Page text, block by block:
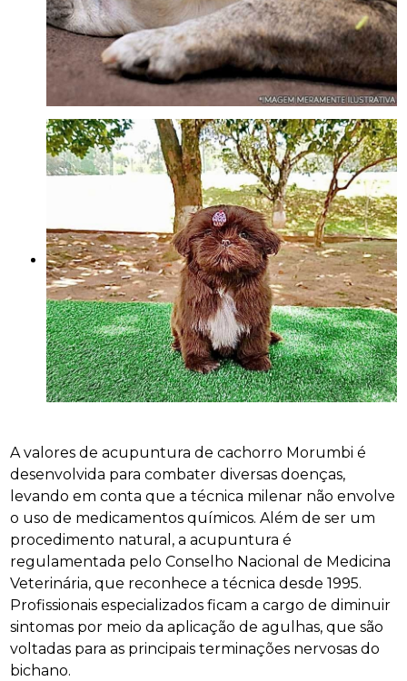
A valores de acupuntura de cachorro Morumbi é
desenvolvida para combater diversas doenças,
levando em conta que a técnica milenar não envolve
o uso de medicamentos químicos. Além de ser um
procedimento natural, a acupuntura é
regulamentada pelo Conselho Nacional de Medicina
Veterinária, que reconhece a técnica desde 1995.
Profissionais especializados ficam a cargo de diminuir
sintomas por meio da aplicação de agulhas, que são
voltadas para as principais terminações nervosas do
bichano.